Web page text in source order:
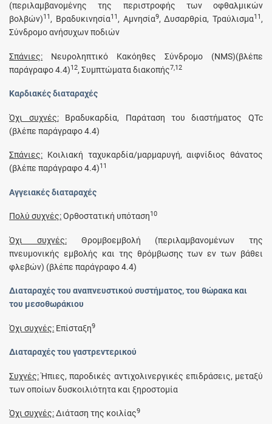
(περιλαμβανομένης της περιστροφής των οφθαλμικών
βολβών)11 , Βραδυκινησία11 , Αμνησία9, Δυσαρθρία, Τραύλισμα11 ,
Σύνδρομο ανήσυχων ποδιών
Σπάνιες: Νευροληπτικό Κακόηθες Σύνδρομο (NMS)(βλέπε
παράγραφο 4.4)12, Συμπτώματα διακοπής7,12
Καρδιακές διαταραχές
Όχι συχνές:Βραδυκαρδία, Παράταση του διαστήματος QTc
(βλέπε παράγραφο 4.4)
Σπάνιες: Κοιλιακή ταχυκαρδία/μαρμαρυγή, αιφνίδιος θάνατος
(βλέπε παράγραφο 4.4)11
Αγγειακές διαταραχές
Πολύ συχνές:Ορθοστατική υπόταση10
Όχι συχνές:Θρομβοεμβολή (περιλαμβανομένων της
πνευμονικής εμβολής και της θρόμβωσης των εν των βάθει
φλεβών) (βλέπε παράγραφο 4.4)
Διαταραχές του αναπνευστικού συστήματος, του θώρακα και
του μεσοθωράκιου
Όχι συχνές: Επίσταξη9
Διαταραχές του γαστρεντερικού
Συχνές:Ήπιες, παροδικές αντιχολινεργικές επιδράσεις, μεταξύ
των οποίων δυσκοιλιότητα και ξηροστομία
Όχι συχνές:Διάταση της κοιλίας9